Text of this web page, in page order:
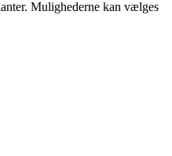
Mulighederne kan vælges